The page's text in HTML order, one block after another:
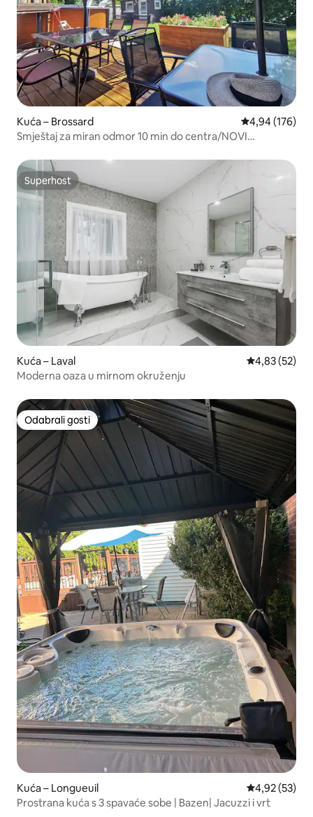
Kuća – Brossard Prosječna
4,94 (176)
Smještaj za miran odmor 10 min do centra/NOVI
Superhost
Superhost
Kuća – Laval Prosječna
4,83 (52)
Moderna oaza u mirnom okruženju
Odabrali gosti
Odabrali gosti
Kuća – Longueuil Prosječna
4,92 (53)
Prostrana kuća s 3 spavaće sobe | Bazen| Jacuzzi i vrt